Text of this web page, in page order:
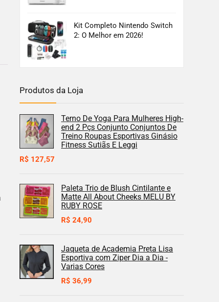
Kit Completo Nintendo Switch
2: O Melhor em 2026!
Produtos da Loja
Terno De Yoga Para Mulheres High-
end 2 Pçs Conjunto Conjuntos De
Treino Roupas Esportivas Ginásio
Fitness Sutiãs E Leggi
R$ 127,57
Paleta Trio de Blush Cintilante e
Matte All About Cheeks MELU BY
RUBY ROSE
R$ 24,90
Jaqueta de Academia Preta Lisa
Esportiva com Ziper Dia a Dia -
Varias Cores
R$ 36,99